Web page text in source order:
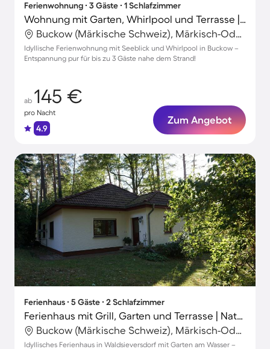
Ferienwohnung ∙ 3 Gäste ∙ 1 Schlafzimmer
Wohnung mit Garten, Whirlpool und Terrasse | Seeblick
Buckow (Märkische Schweiz), Märkisch-Oderland, Deutschland
Idyllische Ferienwohnung mit Seeblick und Whirlpool in Buckow –
Entspannung pur für bis zu 3 Gäste nahe dem Strand!
ab 145 €
pro Nacht
4.9
Zum Angebot
Ferienhaus ∙ 5 Gäste ∙ 2 Schlafzimmer
Ferienhaus mit Grill, Garten und Terrasse | Naturblick
Buckow (Märkische Schweiz), Märkisch-Oderland, Deutschland
Idyllisches Ferienhaus in Waldsieversdorf mit Garten am Wasser –